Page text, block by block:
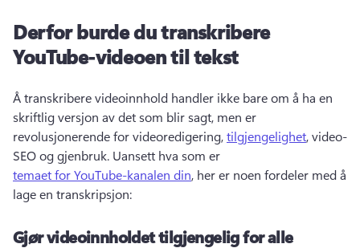
Derfor burde du transkribere
YouTube-videoen til tekst
Å transkribere videoinnhold handler ikke bare om å ha en
skriftlig versjon av det som blir sagt, men er
revolusjonerende for videoredigering, tilgjengelighet, video-
SEO og gjenbruk. Uansett hva som er
temaet for YouTube-kanalen din, her er noen fordeler med å
lage en transkripsjon:
Gjør videoinnholdet tilgjengelig for alle